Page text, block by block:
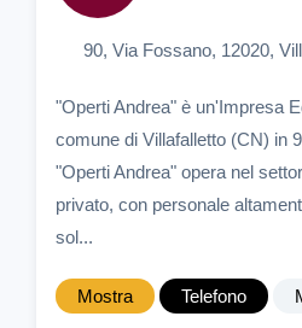
90, Via Fossano, 12020,
"Operti Andrea" è un'Impresa
comune di Villafalletto (CN) in
"Operti Andrea" opera nel
privato, con personale
sol...
Mostra Telefono